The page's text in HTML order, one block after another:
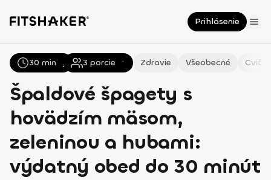
Prihlásenie
Všetky Recepty Zdravie Všeobecné
Špaldové špagety s
hovädzím mäsom,
zeleninou a hubami:
výdatný obed do 30 minút
30 min 3 porcie